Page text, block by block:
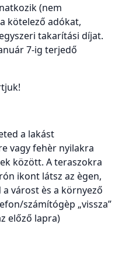
(nem
kötelező adókat,
takarítási díjat.
7-ig terjedő
a lakást
vagy fehèr nyilakra
között. A teraszokra
ikont látsz az ègen,
várost ès a környező
számítógèp „vissza”
előző lapra)